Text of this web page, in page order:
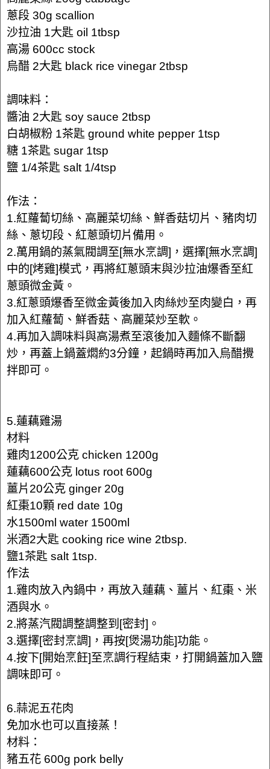
蔥段 30g scallion
沙拉油 1大匙 oil 1tbsp
高湯 600cc stock
烏醋 2大匙 black rice vinegar 2tbsp
調味料：
醬油 2大匙 soy sauce 2tbsp
白胡椒粉 1茶匙 ground white pepper 1tsp
糖 1茶匙 sugar 1tsp
鹽 1/4茶匙 salt 1/4tsp
作法：
1.紅蘿蔔切絲、高麗菜切絲、鮮香菇切片、豬肉切
絲、蔥切段、紅蔥頭切片備用。
2.萬用鍋的蒸氣閥調至[無水烹調]，選擇[無水烹調]
中的[烤雞]模式，再將紅蔥頭末與沙拉油爆香至紅
蔥頭微金黃。
3.紅蔥頭爆香至微金黃後加入肉絲炒至肉變白，再
加入紅蘿蔔、鮮香菇、高麗菜炒至軟。
4.再加入調味料與高湯煮至滾後加入麵條不斷翻
炒，再蓋上鍋蓋燜約3分鐘，起鍋時再加入烏醋攪
拌即可。
5.蓮藕雞湯
材料
雞肉1200公克 chicken 1200g
蓮藕600公克 lotus root 600g
薑片20公克 ginger 20g
紅棗10顆 red date 10g
水1500ml water 1500ml
米酒2大匙 cooking rice wine 2tbsp.
鹽1茶匙 salt 1tsp.
作法
1.雞肉放入內鍋中，再放入蓮藕、薑片、紅棗、米
酒與水。
2.將蒸汽閥調整調整到[密封]。
3.選擇[密封烹調]，再按[煲湯功能]功能。
4.按下[開始烹飪]至烹調行程結束，打開鍋蓋加入鹽
調味即可。
6.蒜泥五花肉
免加水也可以直接蒸！
材料：
豬五花 600g pork belly